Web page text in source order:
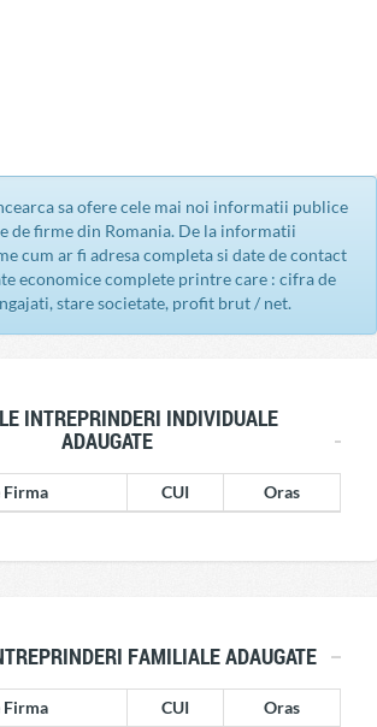
sa ofere cele mai noi informatii publice
de firme din Romania. De la informatii
cum ar fi adresa completa si date de contact
economice complete printre care : cifra de
stare societate, profit brut / net.
INTREPRINDERI INDIVIDUALE
ADAUGATE
Firma CUI Oras
FAMILIALE ADAUGATE
Firma CUI Oras